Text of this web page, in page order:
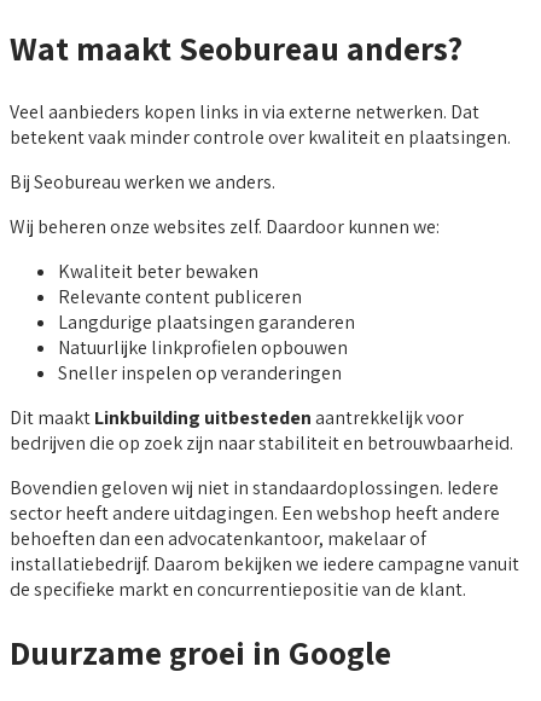
Wat maakt Seobureau anders?
Veel aanbieders kopen links in via externe netwerken. Dat
betekent vaak minder controle over kwaliteit en plaatsingen.
Bij Seobureau werken we anders.
Wij beheren onze websites zelf. Daardoor kunnen we:
Kwaliteit beter bewaken
Relevante content publiceren
Langdurige plaatsingen garanderen
Natuurlijke linkprofielen opbouwen
Sneller inspelen op veranderingen
Dit maaktLinkbuilding uitbestedenaantrekkelijk voor
bedrijven die op zoek zijn naar stabiliteit en betrouwbaarheid.
Bovendien geloven wij niet in standaardoplossingen. Iedere
sector heeft andere uitdagingen. Een webshop heeft andere
behoeften dan een advocatenkantoor, makelaar of
installatiebedrijf. Daarom bekijken we iedere campagne vanuit
de specifieke markt en concurrentiepositie van de klant.
Duurzame groei in Google